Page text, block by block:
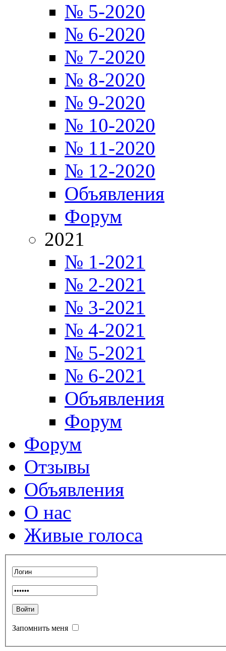
№ 5-2020
№ 6-2020
№ 7-2020
№ 8-2020
№ 9-2020
№ 10-2020
№ 11-2020
№ 12-2020
Объявления
Форум
2021
№ 1-2021
№ 2-2021
№ 3-2021
№ 4-2021
№ 5-2021
№ 6-2021
Объявления
Форум
Форум
Отзывы
Объявления
О нас
Живые голоса
Запомнить меня